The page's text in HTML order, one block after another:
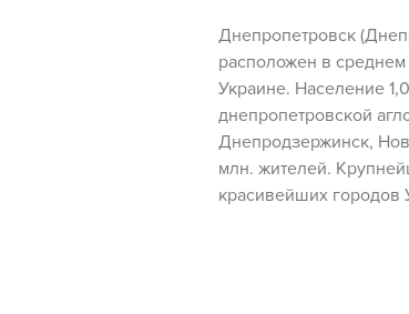
Днепропетровск
расположен в
Украине. Население
днепропетровской
Днепродзержинск,
млн. жителей.
красивейших городов